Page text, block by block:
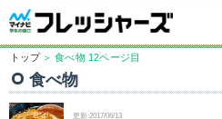
トップ ＞ 食べ物 12ページ目
食べ物
更新:2017/06/13